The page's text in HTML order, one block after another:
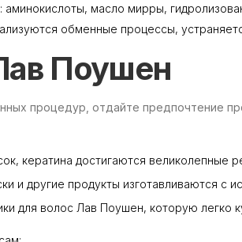
масло мирры,
обменные процессы,
Поушен
процедур, отдайте предпочтение
кератина достигаются великолепные
и другие продукты изготавливаются с
для волос Лав Поушен, которую легко